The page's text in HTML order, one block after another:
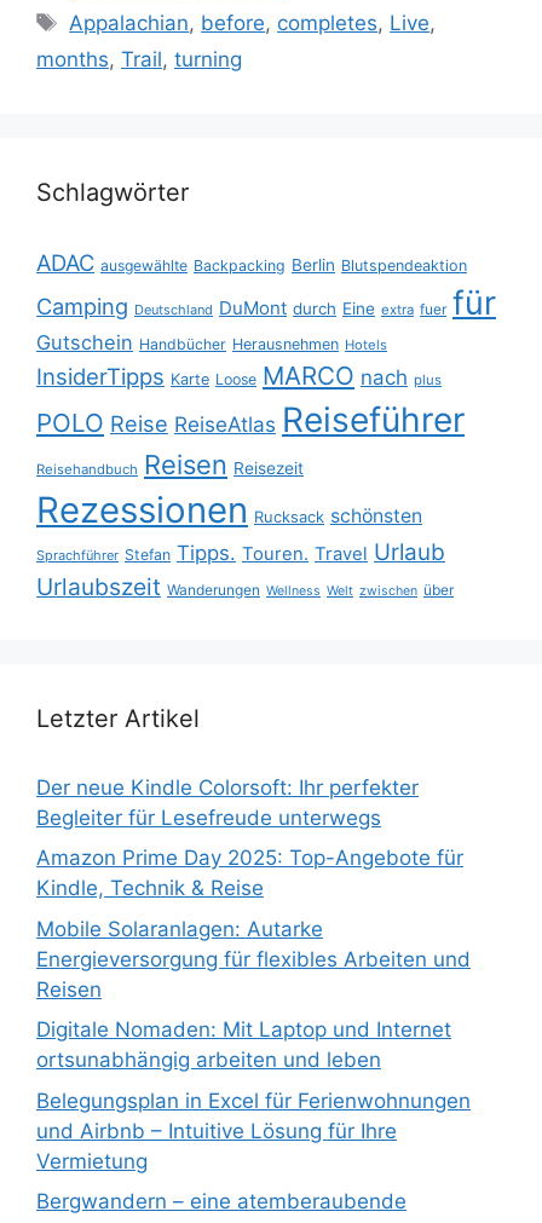
Schlagwörter
Appalachian, before, completes, Live,
months, Trail, turning
Schlagwörter
ADAC ausgewählte Backpacking Berlin Blutspendeaktion
Camping Deutschland DuMont durch Eine extra fuer für
Gutschein Handbücher Herausnehmen Hotels
InsiderTipps Karte Loose MARCO nach plus
POLO Reise ReiseAtlas Reiseführer
Reisehandbuch Reisen Reisezeit
Rezessionen Rucksack schönsten
Sprachführer Stefan Tipps. Touren. Travel Urlaub
Urlaubszeit Wanderungen Wellness Welt zwischen über
Letzter Artikel
Der neue Kindle Colorsoft: Ihr perfekter
Begleiter für Lesefreude unterwegs
Amazon Prime Day 2025: Top-Angebote für
Kindle, Technik & Reise
Mobile Solaranlagen: Autarke
Energieversorgung für flexibles Arbeiten und
Reisen
Digitale Nomaden: Mit Laptop und Internet
ortsunabhängig arbeiten und leben
Belegungsplan in Excel für Ferienwohnungen
und Airbnb – Intuitive Lösung für Ihre
Vermietung
Bergwandern – eine atemberaubende